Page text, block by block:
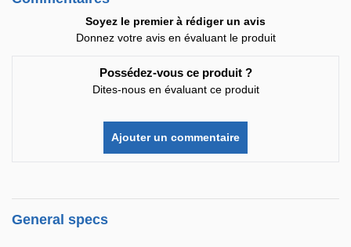
Soyez le premier à rédiger un avis
Donnez votre avis en évaluant le produit
Possédez-vous ce produit ?
Dites-nous en évaluant ce produit
Ajouter un commentaire
General specs